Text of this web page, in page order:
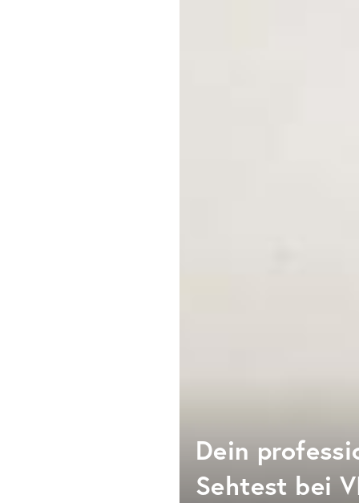
Dein
Sehtest bei